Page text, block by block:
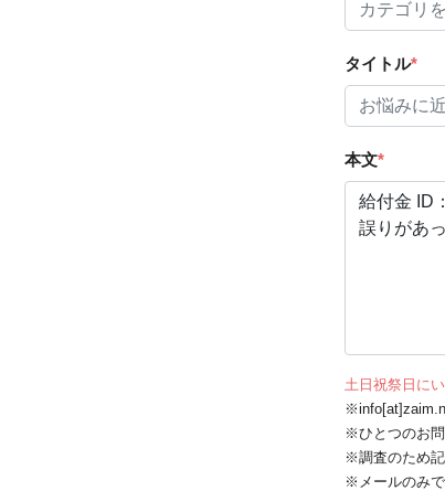
タイトル*
本文*
土日祝祭日に
※ひとつのお
※調査のため
※メールのみ